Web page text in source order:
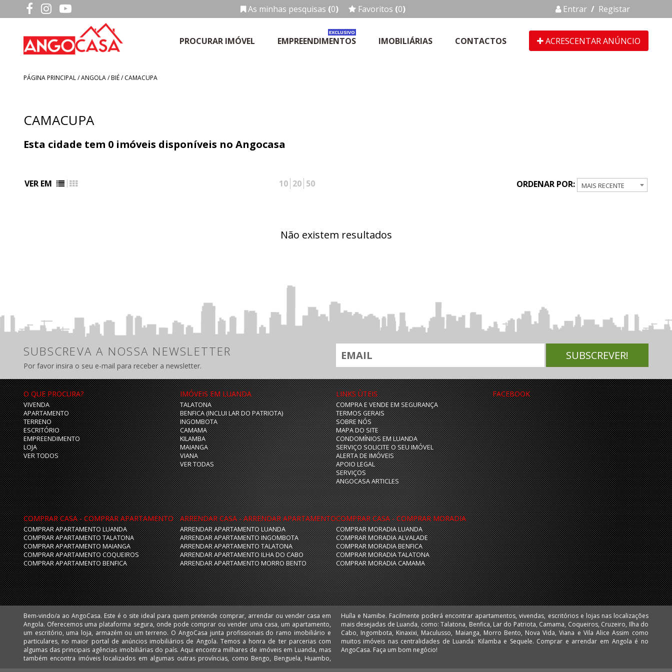
As minhas pesquisas (0) Favoritos (0) Entrar / Registar
PROCURAR IMÓVEL EMPREENDIMENTOS
EXCLUSIVO
IMOBILIÁRIAS CONTACTOS ACRESCENTAR ANÚNCIO
PÁGINA PRINCIPAL/ANGOLA/ BIÉ / CAMACUPA
CAMACUPA
Esta cidade tem 0 imóveis disponíveis no Angocasa
VER EM 10 20 50 ORDENAR POR: MAIS RECENTE
Não existem resultados
SUBSCREVA A NOSSA NEWSLETTER
Por favor insira o seu e-mail para receber a newsletter.
O QUE PROCURA?
VIVENDA
APARTAMENTO
TERRENO
ESCRITÓRIO
EMPREENDIMENTO
LOJA
VER TODOS
IMÓVEIS EM LUANDA
TALATONA
BENFICA (INCLUI LAR DO PATRIOTA)
INGOMBOTA
CAMAMA
KILAMBA
MAIANGA
VIANA
VER TODAS
LINKS ÙTEIS
COMPRA E VENDE EM SEGURANÇA
TERMOS GERAIS
SOBRE NÓS
MAPA DO SITE
CONDOMÍNIOS EM LUANDA
SERVIÇO SOLICITE O SEU IMÓVEL
ALERTA DE IMÓVEIS
APOIO LEGAL
SERVIÇOS
ANGOCASA ARTICLES
FACEBOOK
COMPRAR CASA - COMPRAR APARTAMENTO
COMPRAR APARTAMENTO LUANDA
COMPRAR APARTAMENTO TALATONA
COMPRAR APARTAMENTO MAIANGA
COMPRAR APARTAMENTO COQUEIROS
COMPRAR APARTAMENTO BENFICA
ARRENDAR CASA - ARRENDAR APARTAMENTO
ARRENDAR APARTAMENTO LUANDA
ARRENDAR APARTAMENTO INGOMBOTA
ARRENDAR APARTAMENTO TALATONA
ARRENDAR APARTAMENTO ILHA DO CABO
ARRENDAR APARTAMENTO MORRO BENTO
COMPRAR CASA - COMPRAR MORADIA
COMPRAR MORADIA LUANDA
COMPRAR MORADIA ALVALADE
COMPRAR MORADIA BENFICA
COMPRAR MORADIA TALATONA
COMPRAR MORADIA CAMAMA
Bem-vindo/a ao AngoCasa. Este é o site ideal para quem pretende comprar, arrendar ou vender casa em
Angola. Oferecemos uma plataforma segura, onde pode comprar ou vender uma casa, um apartamento,
um escritório, uma loja, armazém ou um terreno. O AngoCasa junta profissionais do ramo imobiliário e
particulares, no maior portal de anúncios imobiliários de Angola. Temos a honra de ter parcerias com
algumas das principais agências imobiliárias do país. Aqui encontra milhares de imóveis em Luanda, mas
também encontra imóveis localizados em algumas outras províncias, como Bengo, Benguela, Huambo,
Huíla e Namibe. Facilmente poderá encontrar apartamentos, vivendas, escritórios e lojas nas localizações
mais desejadas de Luanda, como: Talatona, Benfica, Lar do Patriota, Camama, Coqueiros, Cruzeiro, Ilha do
Cabo, Ingombota, Kinaxixi, Maculusso, Maianga, Morro Bento, Nova Vida, Viana e Vila Alice Assim como
muitos imóveis nas centralidades de Luanda: Kilamba e Sequele. Comprar e arrendar em Angola é no
AngoCasa. Faça um bom negócio!